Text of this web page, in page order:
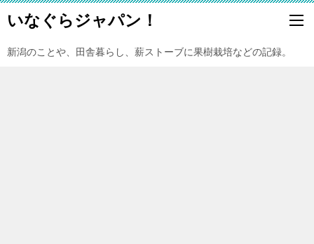
いなぐらジャパン！
新潟のことや、田舎暮らし、薪ストーブに果樹栽培などの記録。